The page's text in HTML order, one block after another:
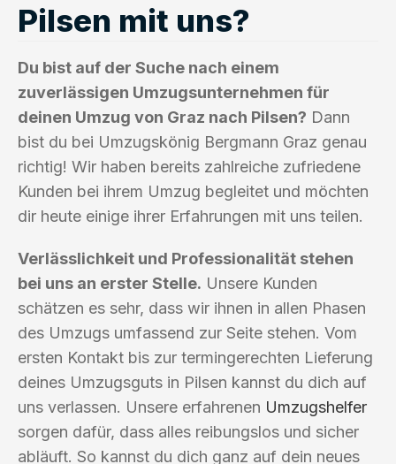
Pilsen mit uns?
Du bist auf der Suche nach einem
zuverlässigen Umzugsunternehmen für
deinen Umzug von Graz nach Pilsen? Dann
bist du bei Umzugskönig Bergmann Graz genau
richtig! Wir haben bereits zahlreiche zufriedene
Kunden bei ihrem Umzug begleitet und möchten
dir heute einige ihrer Erfahrungen mit uns teilen.
Verlässlichkeit und Professionalität stehen
bei uns an erster Stelle. Unsere Kunden
schätzen es sehr, dass wir ihnen in allen Phasen
des Umzugs umfassend zur Seite stehen. Vom
ersten Kontakt bis zur termingerechten Lieferung
deines Umzugsguts in Pilsen kannst du dich auf
uns verlassen. Unsere erfahrenen Umzugshelfer
sorgen dafür, dass alles reibungslos und sicher
abläuft. So kannst du dich ganz auf dein neues